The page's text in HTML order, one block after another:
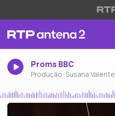
Proms BBC
Produção: Susana Valente